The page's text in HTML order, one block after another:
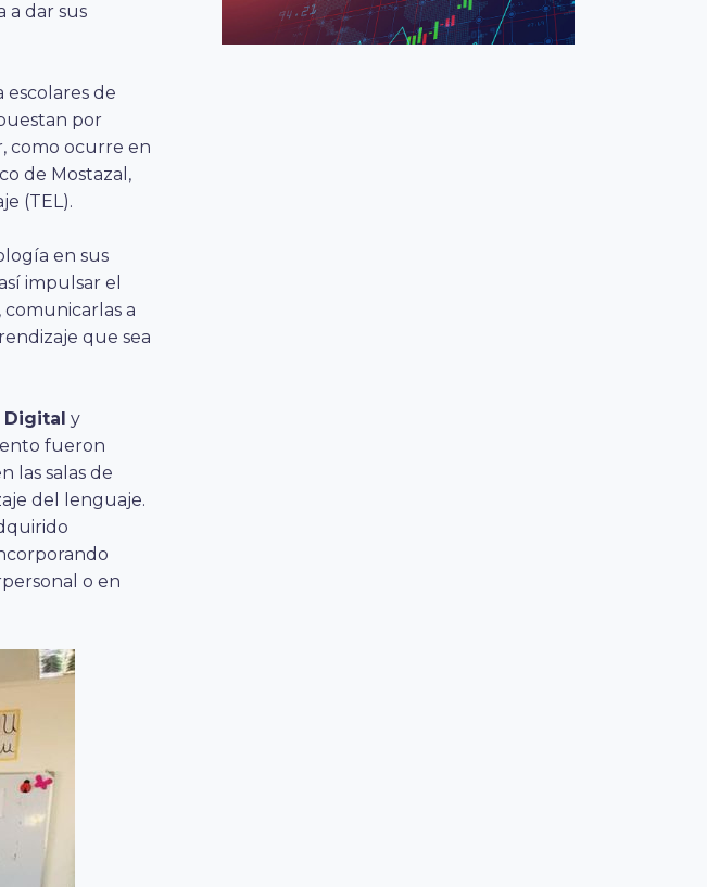
a dar sus
de
por
como ocurre en
de Mostazal,
(TEL).
en sus
impulsar el
a
que sea
Digital y
fueron
las salas de
del lenguaje.
o en